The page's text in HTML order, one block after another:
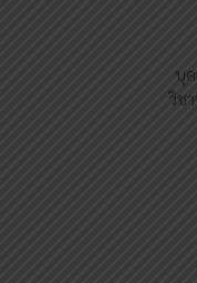
บุ
วิช